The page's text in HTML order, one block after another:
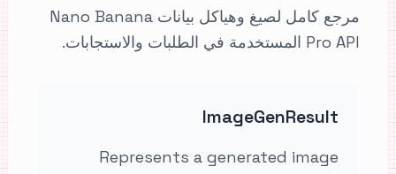
مرجع كامل لصيغ وهياكل بيانات Nano Banana
Pro API المستخدمة في الطلبات والاستجابات.
ImageGenResult
Represents a generated image